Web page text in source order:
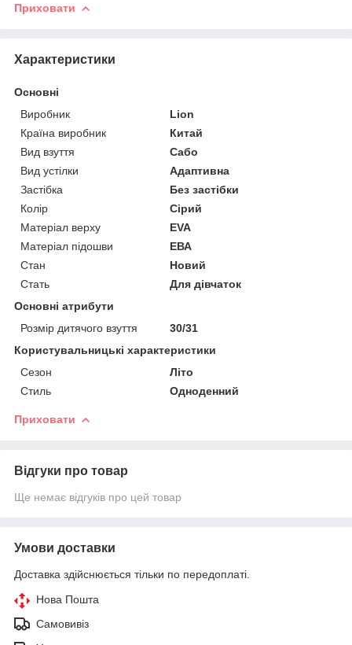
Приховати
Характеристики
Основні
Виробник
Lion
Країна виробник
Китай
Вид взуття
Сабо
Вид устілки
Адаптивна
Застібка
Без застібки
Колір
Сірий
Матеріал верху
EVA
Матеріал підошви
ЕВА
Стан
Новий
Стать
Для дівчаток
Основні атрибути
Розмір дитячого взуття
30/31
Користувальницькі характеристики
Сезон
Літо
Стиль
Одноденний
Приховати
Відгуки про товар
Ще немає відгуків про цей товар
Умови доставки
Доставка здійснюється тільки по передоплаті.
Нова Пошта
Самовивіз